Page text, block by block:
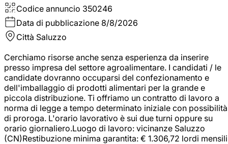
Codice annuncio 350246
Data di pubblicazione 8/8/2026
Città Saluzzo
Cerchiamo risorse anche senza esperienza da inserire
presso impresa del settore agroalimentare. I candidati / le
candidate dovranno occuparsi del confezionamento e
dell'imballaggio di prodotti alimentari per la grande e
piccola distribuzione. Ti offriamo un contratto di lavoro a
norma di legge a tempo determinato iniziale con possibilità
di proroga. L'orario lavorativo è sui due turni oppure su
orario giornaliero.Luogo di lavoro: vicinanze Saluzzo
(CN)Restibuzione minima garantita: € 1.306,72 lordi mensili